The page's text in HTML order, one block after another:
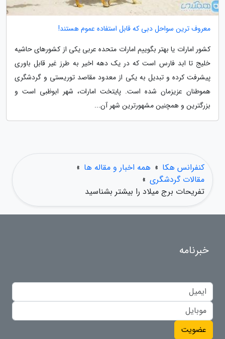
معروف ترین سواحل دبی که قابل استفاده عموم هستند!
کشور امارات یا بهتر بگوییم امارات متحده عربی یکی از کشورهای حاشیه
خلیج تا ابد فارس است که در یک دهه اخیر به طرز غیر قابل باوری
پیشرفت کرده و تبدیل به یکی از معدود مقاصد توریستی و گردشگری
هموطنان عزیزمان شده است. پایتخت امارات، شهر ابوظبی است و
بزرگترین و همچنین مشهورترین شهر آن...
کنفرانس هکا » همه اخبار و مقاله ها »
مقالات گردشگری »
تفریحات برج میلاد را بیشتر بشناسید
خبرنامه
عضویت